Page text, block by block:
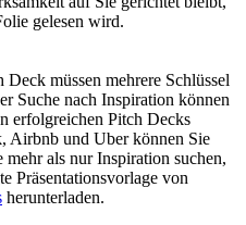
gelesen wird.
müssen mehrere Schlüssel
Suche nach Inspiration können
erfolgreichen Pitch Decks
Airbnb und Uber können Sie
mehr als nur Inspiration suchen,
Präsentationsvorlage von
herunterladen.